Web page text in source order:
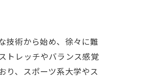
技術から始め、徐々に難
トレッチやバランス感覚
り、スポーツ系大学やス